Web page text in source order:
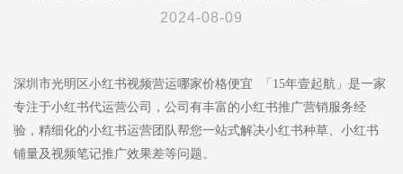
2024-08-09
深圳市光明区小红书视频营运哪家价格便宜 「15年壹起航」是一家
专注于小红书代运营公司，公司有丰富的小红书推广营销服务经
验，精细化的小红书运营团队帮您一站式解决小红书种草、小红书
铺量及视频笔记推广效果差等问题。